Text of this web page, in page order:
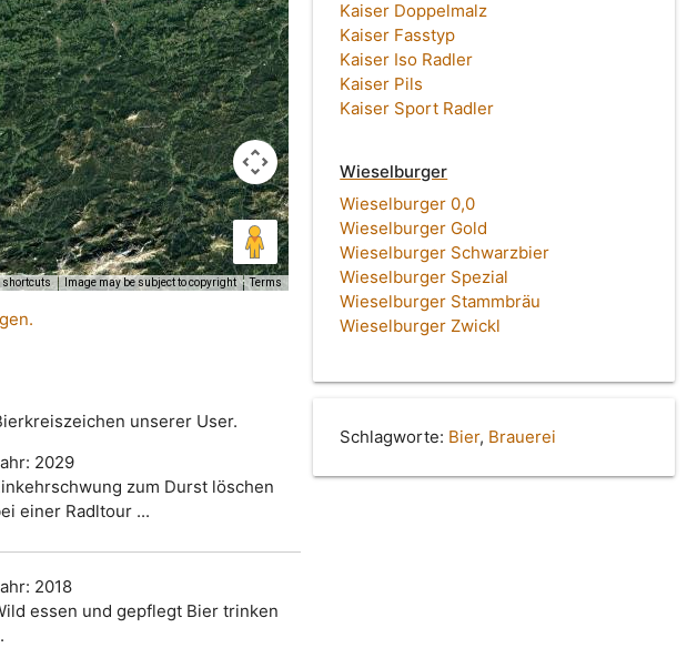
shortcuts Image may be subject to copyright Terms
unserer User.
2029
zum Durst löschen
einer Radltour ...
2018
essen und gepflegt Bier trinken
Kaiser Doppelmalz
Kaiser Fasstyp
Kaiser Iso Radler
Kaiser Pils
Kaiser Sport Radler
Wieselburger
Wieselburger 0,0
Wieselburger Gold
Wieselburger Schwarzbier
Wieselburger Spezial
Wieselburger Stammbräu
Wieselburger Zwickl
Schlagworte: Bier, Brauerei